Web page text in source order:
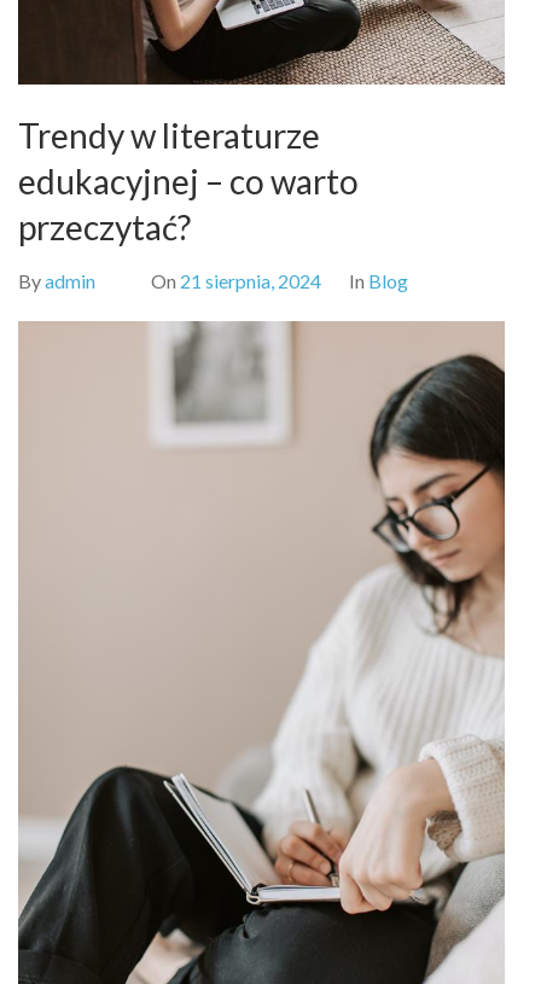
Trendy w literaturze
edukacyjnej – co warto
przeczytać?
Byadmin On 21 sierpnia, 2024 In Blog